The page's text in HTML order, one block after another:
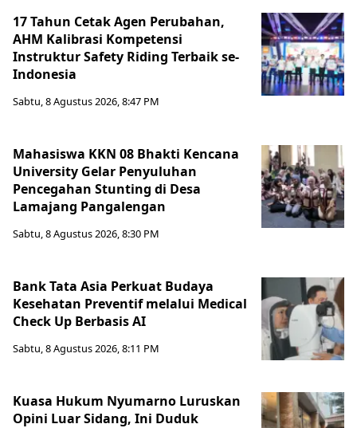
17 Tahun Cetak Agen Perubahan,
AHM Kalibrasi Kompetensi
Instruktur Safety Riding Terbaik se-
Indonesia
Sabtu, 8 Agustus 2026, 8:47 PM
Mahasiswa KKN 08 Bhakti Kencana
University Gelar Penyuluhan
Pencegahan Stunting di Desa
Lamajang Pangalengan
Sabtu, 8 Agustus 2026, 8:30 PM
Bank Tata Asia Perkuat Budaya
Kesehatan Preventif melalui Medical
Check Up Berbasis AI
Sabtu, 8 Agustus 2026, 8:11 PM
Kuasa Hukum Nyumarno Luruskan
Opini Luar Sidang, Ini Duduk